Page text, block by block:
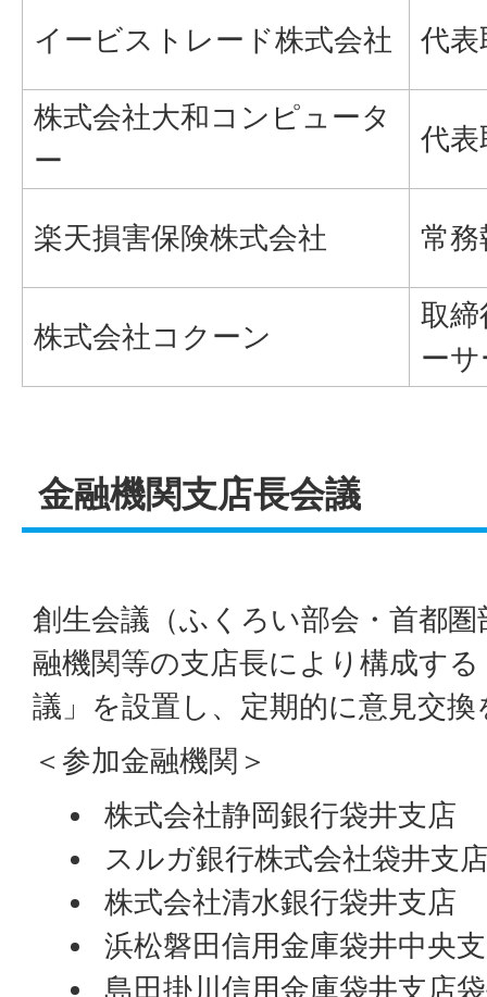
イービストレード株式会社 代表
株式会社大和コンピュータ
ー
代表
楽天損害保険株式会社 常
株式会社コクーン
取
ー
金融機関支店長会議
創生会議（ふくろい部会・首都
融機関等の支店長により構成す
議」を設置し、定期的に意見交
＜参加金融機関＞
株式会社静岡銀行袋井支店
スルガ銀行株式会社袋井支
株式会社清水銀行袋井支店
浜松磐田信用金庫袋井中央
島田掛川信用金庫袋井支店